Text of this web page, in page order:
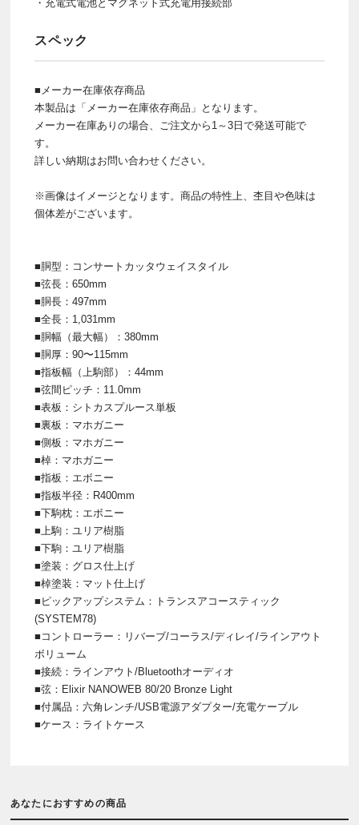
・充電式電池とマグネット式充電用接続部
スペック
■メーカー在庫依存商品
本製品は「メーカー在庫依存商品」となります。
メーカー在庫ありの場合、ご注文から1～3日で発送可能で
す。
詳しい納期はお問い合わせください。
※画像はイメージとなります。商品の特性上、杢目や色味は
個体差がございます。
■胴型：コンサートカッタウェイスタイル
■弦長：650mm
■胴長：497mm
■全長：1,031mm
■胴幅（最大幅）：380mm
■胴厚：90〜115mm
■指板幅（上駒部）：44mm
■弦間ピッチ：11.0mm
■表板：シトカスプルース単板
■裏板：マホガニー
■側板：マホガニー
■棹：マホガニー
■指板：エボニー
■指板半径：R400mm
■下駒枕：エボニー
■上駒：ユリア樹脂
■下駒：ユリア樹脂
■塗装：グロス仕上げ
■棹塗装：マット仕上げ
■ピックアップシステム：トランスアコースティック
(SYSTEM78)
■コントローラー：リバーブ/コーラス/ディレイ/ラインアウト
ボリューム
■接続：ラインアウト/Bluetoothオーディオ
■弦：Elixir NANOWEB 80/20 Bronze Light
■付属品：六角レンチ/USB電源アダプター/充電ケーブル
■ケース：ライトケース
あなたにおすすめの商品